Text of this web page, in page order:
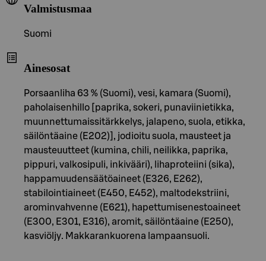
Valmistusmaa
Suomi
Ainesosat
Porsaanliha 63 % (Suomi), vesi, kamara (Suomi),
paholaisenhillo [paprika, sokeri, punaviinietikka,
muunnettumaissitärkkelys, jalapeno, suola, etikka,
säilöntäaine (E202)], jodioitu suola, mausteet ja
mausteuutteet (kumina, chili, neilikka, paprika,
pippuri, valkosipuli, inkivääri), lihaproteiini (sika),
happamuudensäätöaineet (E326, E262),
stabilointiaineet (E450, E452), maltodekstriini,
arominvahvenne (E621), hapettumisenestoaineet
(E300, E301, E316), aromit, säilöntäaine (E250),
kasviöljy. Makkarankuorena lampaansuoli.